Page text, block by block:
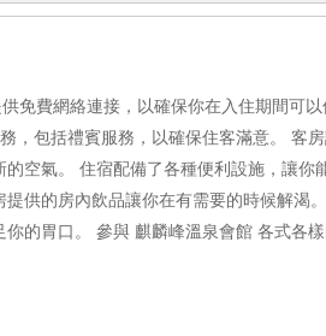
免費網絡連接，以確保你在入住期間可
，包括禮賓服務，以確保住客滿意。 客
空氣。 住宿配備了各種便利設施，讓
供的房內飲品讓你在有需要的時候解渴
的胃口。 參與 麒麟峰溫泉會館 各式各